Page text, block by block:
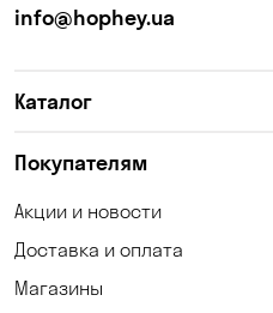
Калиновка
Киев
Княжичи
Котовка
info@hophey.ua
Каталог
Покупателям
Акции и новости
Доставка и оплата
Магазины